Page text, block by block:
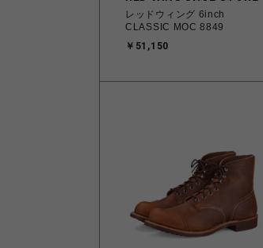
レッドウィング 6inch
CLASSIC MOC 8849
￥51,150